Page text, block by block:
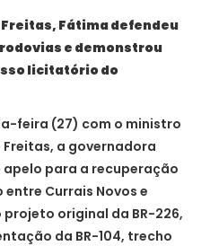
Fátima defendeu
e demonstrou
licitatório do
feira (27) com o ministro
a governadora
apelo para a recuperação
Currais Novos e
original da BR-226,
da BR-104, trecho